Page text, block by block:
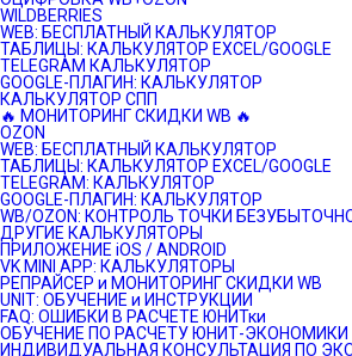
WILDBERRIES
WEB: БЕСПЛАТНЫЙ КАЛЬКУЛЯТОР
ТАБЛИЦЫ: КАЛЬКУЛЯТОР EXCEL/GOOGLE
TELEGRAM КАЛЬКУЛЯТОР
GOOGLE-ПЛАГИН: КАЛЬКУЛЯТОР
КАЛЬКУЛЯТОР СПП
🔥 МОНИТОРИНГ СКИДКИ WB 🔥
OZON
WEB: БЕСПЛАТНЫЙ КАЛЬКУЛЯТОР
ТАБЛИЦЫ: КАЛЬКУЛЯТОР EXCEL/GOOGLE
TELEGRAM: КАЛЬКУЛЯТОР
GOOGLE-ПЛАГИН: КАЛЬКУЛЯТОР
WB/OZON: КОНТРОЛЬ ТОЧКИ
ДРУГИЕ КАЛЬКУЛЯТОРЫ
ПРИЛОЖЕНИЕ iOS / ANDROID
VK MINI APP: КАЛЬКУЛЯТОРЫ
РЕПРАЙСЕР и МОНИТОРИНГ СКИДКИ WB
UNIT: ОБУЧЕНИЕ и ИНСТРУКЦИИ
FAQ: ОШИБКИ В РАСЧЕТЕ ЮНИТки
ОБУЧЕНИЕ ПО РАСЧЕТУ ЮНИТ-ЭКОНОМИКИ
ИНДИВИДУАЛЬНАЯ КОНСУЛЬТАЦИЯ ПО